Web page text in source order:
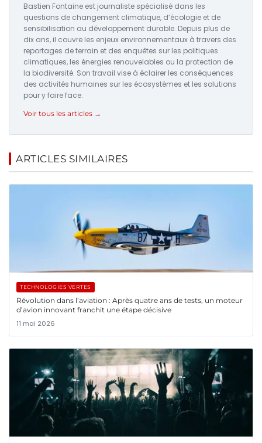
Bastien Fontaine est journaliste spécialisé dans les
questions de changement climatique, d’écologie et de
sensibilisation au développement durable. Depuis plus de
dix ans, il couvre les enjeux environnementaux à travers des
reportages de terrain et des enquêtes sur les politiques
climatiques, les énergies renouvelables ou la protection de
la biodiversité. Son travail vise à éclairer les conséquences
des activités humaines sur les écosystèmes et les solutions
pour y faire face.
Voir tous les articles →
ARTICLES SIMILAIRES
TECHNOLOGIES VERTES
Révolution dans l’aviation : Après quatre ans de tests, un moteur
d’avion innovant franchit une étape décisive
11 mai 2026